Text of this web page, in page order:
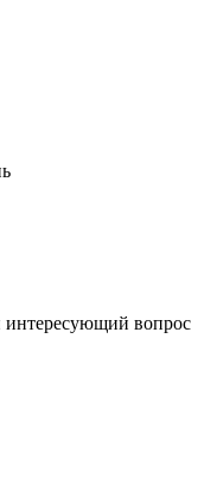
интересующий вопрос